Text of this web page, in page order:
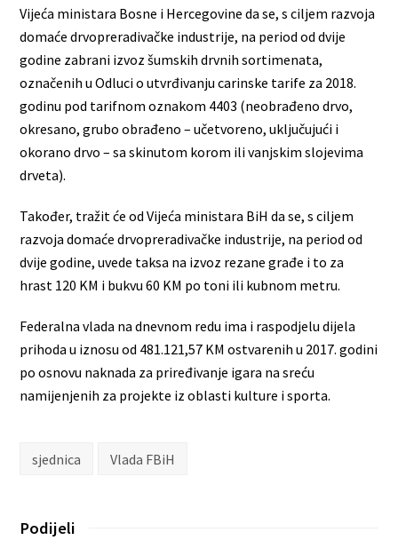
Vijeća ministara Bosne i Hercegovine da se, s ciljem razvoja
domaće drvopreradivačke industrije, na period od dvije
godine zabrani izvoz šumskih drvnih sortimenata,
označenih u Odluci o utvrđivanju carinske tarife za 2018.
godinu pod tarifnom oznakom 4403 (neobrađeno drvo,
okresano, grubo obrađeno – učetvoreno, uključujući i
okorano drvo – sa skinutom korom ili vanjskim slojevima
drveta).
Također, tražit će od Vijeća ministara BiH da se, s ciljem
razvoja domaće drvopreradivačke industrije, na period od
dvije godine, uvede taksa na izvoz rezane građe i to za
hrast 120 KM i bukvu 60 KM po toni ili kubnom metru.
Federalna vlada na dnevnom redu ima i raspodjelu dijela
prihoda u iznosu od 481.121,57 KM ostvarenih u 2017. godini
po osnovu naknada za priređivanje igara na sreću
namijenjenih za projekte iz oblasti kulture i sporta.
sjednica Vlada FBiH
Podijeli